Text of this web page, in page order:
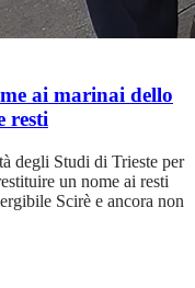
ai marinai dello
resti
degli Studi di Trieste per
un nome ai resti
Scirè e ancora non